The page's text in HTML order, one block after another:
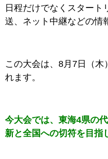
日程だけでなくスタート
送、ネット中継などの情
この大会は、8月7日（木
れます。
今大会では、東海4県の
新と全国への切符を目指